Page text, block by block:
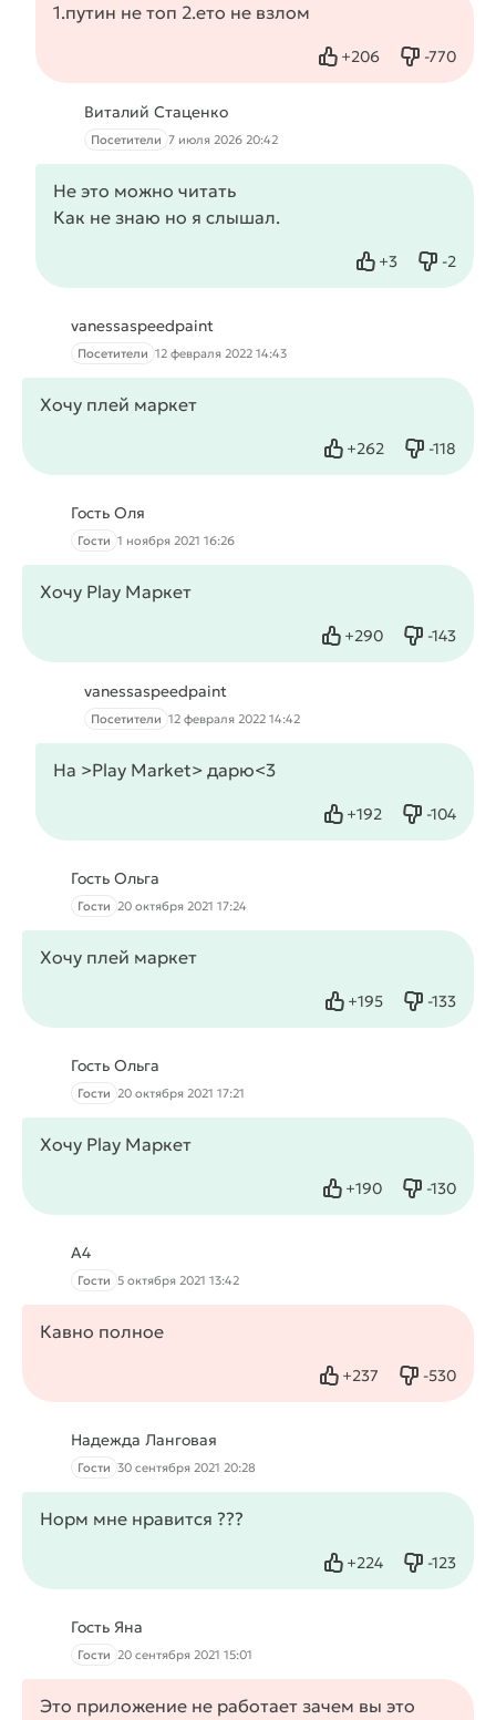
1.путин не топ 2.ето не взлом
+206
Нравится -770
Не
Виталий Стаценко
Посетители 7 июля 2026 20:42
Не это можно читать
Как не знаю но я слышал.
+3
Нравится -2
Не
vanessaspeedpaint
Посетители 12 февраля 2022 14:43
Хочу плей маркет
+262
Нравится -118
Не
Гость Оля
Гости 1 ноября 2021 16:26
Хочу Play Маркет
+290
Нравится -143
Не
vanessaspeedpaint
Посетители 12 февраля 2022 14:42
На >Play Market> дарю<3
+192
Нравится -104
Не
Гость Ольга
Гости 20 октября 2021 17:24
Хочу плей маркет
+195
Нравится -133
Не
Гость Ольга
Гости 20 октября 2021 17:21
Хочу Play Маркет
+190
Нравится -130
Не
А4
Гости 5 октября 2021 13:42
Кавно полное
+237
Нравится -530
Не
Надежда Ланговая
Гости 30 сентября 2021 20:28
Норм мне нравится ???
+224
Нравится -123
Не
Гость Яна
Гости 20 сентября 2021 15:01
Это приложение не работает зачем вы это